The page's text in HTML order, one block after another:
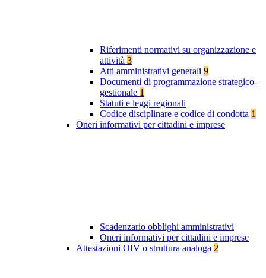
Riferimenti normativi su organizzazione e
attività 3
Atti amministrativi generali 9
Documenti di programmazione strategico-
gestionale 1
Statuti e leggi regionali
Codice disciplinare e codice di condotta 1
Oneri informativi per cittadini e imprese
Scadenzario obblighi amministrativi
Oneri informativi per cittadini e imprese
Attestazioni OIV o struttura analoga 2